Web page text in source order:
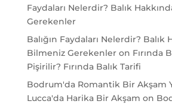
Faydaları Nelerdir? Balık
Gerekenler
Balığın Faydaları Nelerdir? Balık
Bilmeniz Gerekenleron Fırında
Pişirilir? Fırında Balık Tarifi
Bodrum'da Romantik Bir Akşam
Lucca'da Harika Bir Akşam on